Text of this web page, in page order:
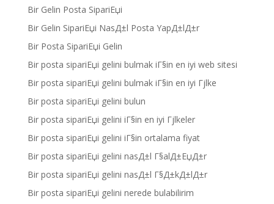
Bir Gelin Posta SipariЕџi
Bir Gelin SipariЕџi NasД±l Posta YapД±lД±r
Bir Posta SipariЕџi Gelin
Bir posta sipariЕџi gelini bulmak iГ§in en iyi web sitesi
Bir posta sipariЕџi gelini bulmak iГ§in en iyi Гјlke
Bir posta sipariЕџi gelini bulun
Bir posta sipariЕџi gelini iГ§in en iyi Гјlkeler
Bir posta sipariЕџi gelini iГ§in ortalama fiyat
Bir posta sipariЕџi gelini nasД±l Г§alД±ЕџД±r
Bir posta sipariЕџi gelini nasД±l Г§Д±kД±lД±r
Bir posta sipariЕџi gelini nerede bulabilirim